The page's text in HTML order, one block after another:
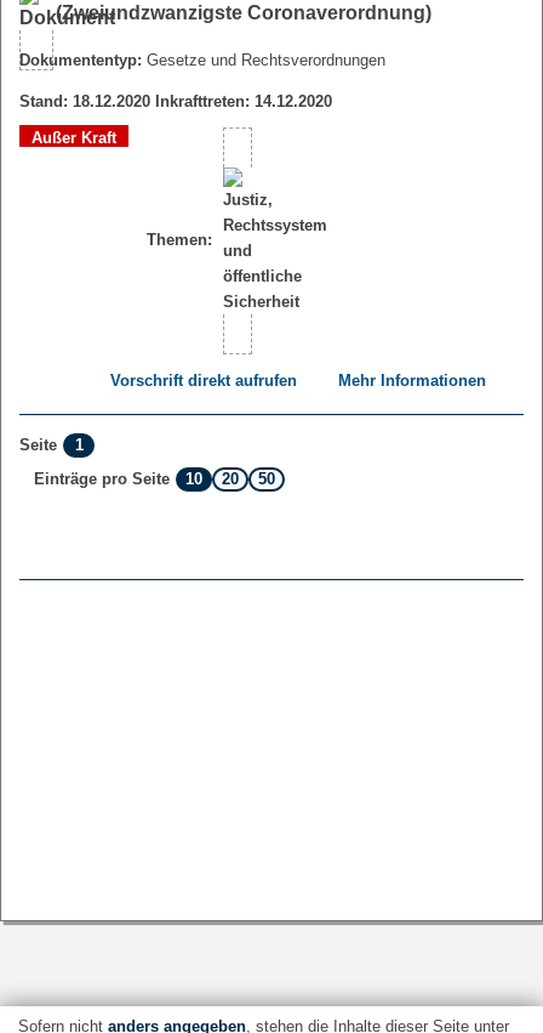
(Zweiundzwanzigste Coronaverordnung)
Dokumententyp: Gesetze und Rechtsverordnungen
Stand: 18.12.2020 Inkrafttreten: 14.12.2020
Außer Kraft
Themen:
Vorschrift direkt aufrufen Mehr Informationen
Seite
1
Einträge pro Seite
10 20 50
Sofern nicht anders angegeben, stehen die Inhalte dieser Seite unter